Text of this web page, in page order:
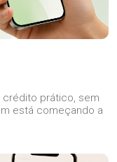
prático, sem
está começando a